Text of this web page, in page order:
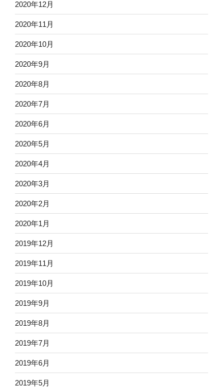
2020年12月
2020年11月
2020年10月
2020年9月
2020年8月
2020年7月
2020年6月
2020年5月
2020年4月
2020年3月
2020年2月
2020年1月
2019年12月
2019年11月
2019年10月
2019年9月
2019年8月
2019年7月
2019年6月
2019年5月